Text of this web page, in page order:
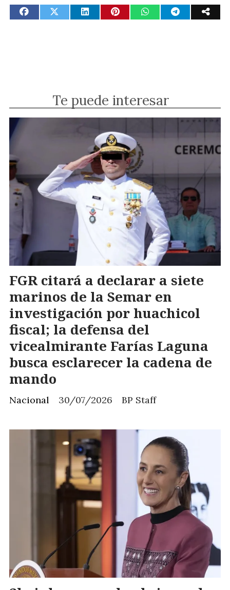
Te puede interesar
FGR citará a declarar a siete
marinos de la Semar en
investigación por huachicol
fiscal; la defensa del
vicealmirante Farías Laguna
busca esclarecer la cadena de
mando
BP Staff
Nacional 30/07/2026